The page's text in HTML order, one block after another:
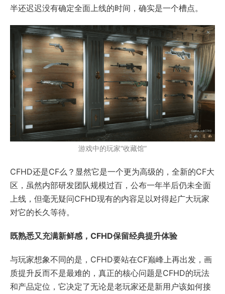
半还迟迟没有确定全面上线的时间，确实是一个槽点。
游戏中的玩家“收藏馆”
CFHD还是CF么？显然它是一个更为高级的，全新的CF大
区，虽然内部研发团队规模过百，公布一年半后仍未全面
上线，但毫无疑问CFHD现有的内容足以对得起广大玩家
对它的长久等待。
既熟悉又充满新鲜感，CFHD保留经典提升体验
与玩家想象不同的是，CFHD要站在CF巅峰上再出发，画
质提升反而不是最难的，真正的核心问题是CFHD的玩法
和产品定位，它决定了无论是老玩家还是新用户该如何接